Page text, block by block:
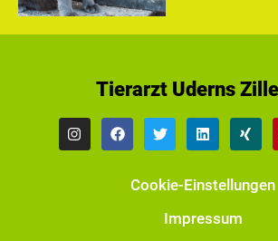
Tierarzt Uderns
Cookie-Einstellungen
Impressum